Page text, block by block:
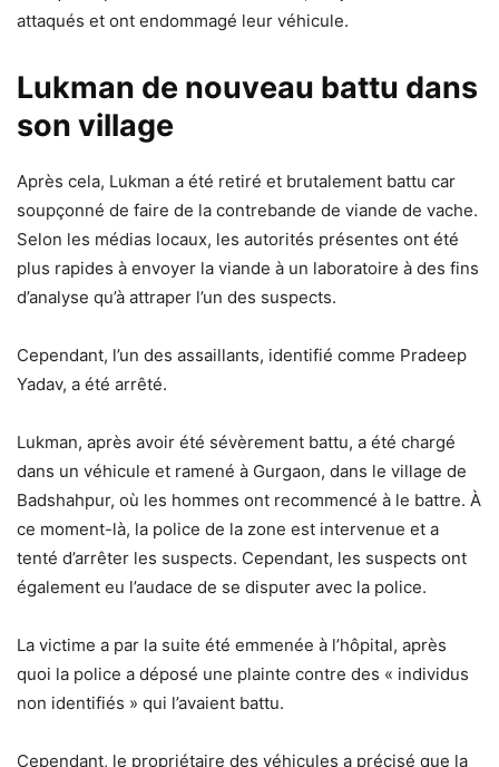
attaqués et ont endommagé leur véhicule.
Lukman de nouveau battu dans
son village
Après cela, Lukman a été retiré et brutalement battu car
soupçonné de faire de la contrebande de viande de vache.
Selon les médias locaux, les autorités présentes ont été
plus rapides à envoyer la viande à un laboratoire à des fins
d’analyse qu’à attraper l’un des suspects.
Cependant, l’un des assaillants, identifié comme Pradeep
Yadav, a été arrêté.
Lukman, après avoir été sévèrement battu, a été chargé
dans un véhicule et ramené à Gurgaon, dans le village de
Badshahpur, où les hommes ont recommencé à le battre. À
ce moment-là, la police de la zone est intervenue et a
tenté d’arrêter les suspects. Cependant, les suspects ont
également eu l’audace de se disputer avec la police.
La victime a par la suite été emmenée à l’hôpital, après
quoi la police a déposé une plainte contre des « individus
non identifiés » qui l’avaient battu.
Cependant, le propriétaire des véhicules a précisé que la